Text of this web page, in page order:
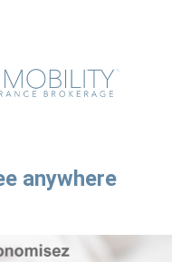
anywhere